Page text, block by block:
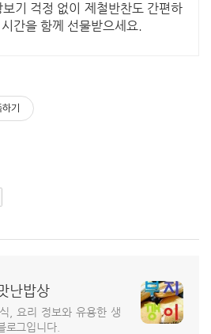
기 걱정 없이 제철반찬도 간편하
간을 함께 선물받으세요.
기
난밥상
, 요리 정보와 유용한 생
로그입니다.